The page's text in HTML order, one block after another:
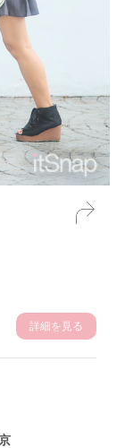
詳細を見る